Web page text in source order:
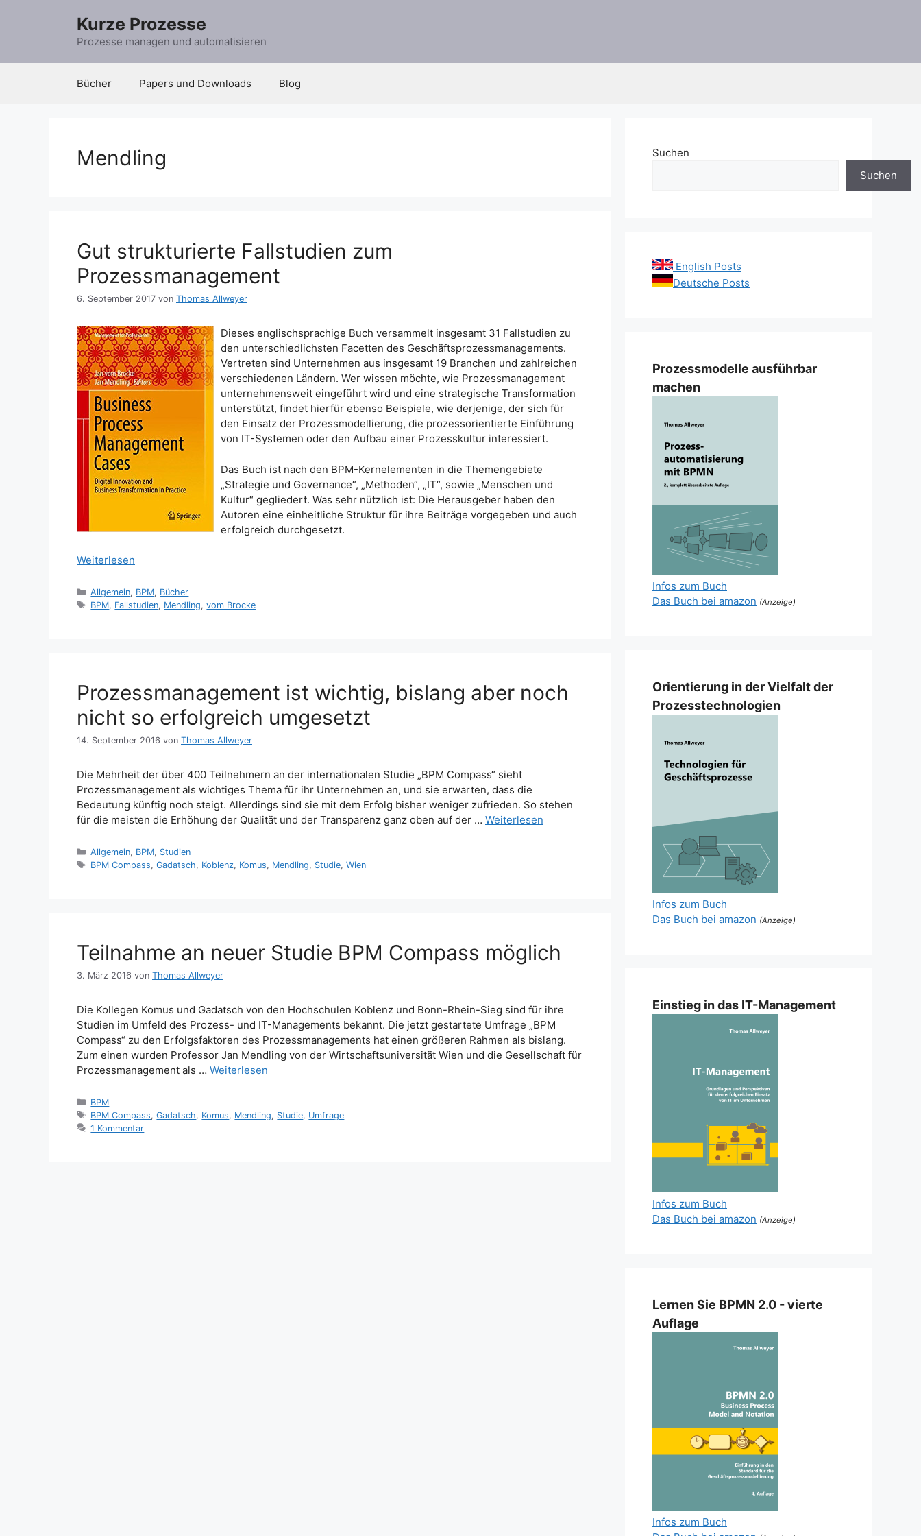
Kurze Prozesse
Prozesse managen und automatisieren
Bücher Papers und Downloads Blog
Mendling
Gut strukturierte Fallstudien zum
Prozessmanagement
6. September 2017 von Thomas Allweyer
Dieses englischsprachige Buch versammelt insgesamt 31 Fallstudien zu
den unterschiedlichsten Facetten des Geschäftsprozessmanagements.
Vertreten sind Unternehmen aus insgesamt 19 Branchen und zahlreichen
verschiedenen Ländern. Wer wissen möchte, wie Prozessmanagement
unternehmensweit eingeführt wird und eine strategische Transformation
unterstützt, findet hierfür ebenso Beispiele, wie derjenige, der sich für
den Einsatz der Prozessmodellierung, die prozessorientierte Einführung
von IT-Systemen oder den Aufbau einer Prozesskultur interessiert.
Das Buch ist nach den BPM-Kernelementen in die Themengebiete
„Strategie und Governance“, „Methoden“, „IT“, sowie „Menschen und
Kultur“ gegliedert. Was sehr nützlich ist: Die Herausgeber haben den
Autoren eine einheitliche Struktur für ihre Beiträge vorgegeben und auch
erfolgreich durchgesetzt.
Weiterlesen
Kategorien
Allgemein, BPM, Bücher
Schlagwörter
BPM, Fallstudien, Mendling,vom Brocke
Prozessmanagement ist wichtig, bislang aber noch
nicht so erfolgreich umgesetzt
14. September 2016 von Thomas Allweyer
Die Mehrheit der über 400 Teilnehmern an der internationalen Studie „BPM Compass“ sieht
Prozessmanagement als wichtiges Thema für ihr Unternehmen an, und sie erwarten, dass die
Bedeutung künftig noch steigt. Allerdings sind sie mit dem Erfolg bisher weniger zufrieden. So stehen
für die meisten die Erhöhung der Qualität und der Transparenz ganz oben auf der … Weiterlesen
Kategorien
Allgemein, BPM, Studien
Schlagwörter
BPM Compass,Gadatsch, Koblenz, Komus, Mendling, Studie,Wien
Teilnahme an neuer Studie BPM Compass möglich
3. März 2016 von Thomas Allweyer
Die Kollegen Komus und Gadatsch von den Hochschulen Koblenz und Bonn-Rhein-Sieg sind für ihre
Studien im Umfeld des Prozess- und IT-Managements bekannt. Die jetzt gestartete Umfrage „BPM
Compass“ zu den Erfolgsfaktoren des Prozessmanagements hat einen größeren Rahmen als bislang.
Zum einen wurden Professor Jan Mendling von der Wirtschaftsuniversität Wien und die Gesellschaft für
Prozessmanagement als … Weiterlesen
Kategorien
BPM
Schlagwörter
BPM Compass,Gadatsch, Komus, Mendling, Studie, Umfrage
1 Kommentar
Suchen
Suchen
English Posts
Deutsche Posts
Prozessmodelle ausführbar
machen
Infos zum Buch
Das Buch bei amazon (Anzeige)
Orientierung in der Vielfalt der
Prozesstechnologien
Infos zum Buch
Das Buch bei amazon (Anzeige)
Einstieg in das IT-Management
Infos zum Buch
Das Buch bei amazon (Anzeige)
Lernen Sie BPMN 2.0 - vierte
Auflage
Infos zum Buch